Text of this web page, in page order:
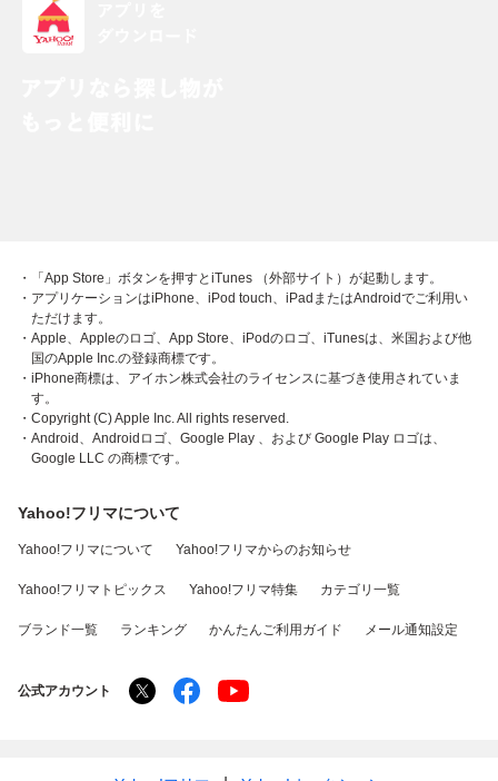
・「App Store」ボタンを押すとiTunes （外部サイト）が起動します。
・アプリケーションはiPhone、iPod touch、iPadまたはAndroidでご利用い
ただけます。
・Apple、Appleのロゴ、App Store、iPodのロゴ、iTunesは、米国および他
国のApple Inc.の登録商標です。
・iPhone商標は、アイホン株式会社のライセンスに基づき使用されていま
す。
・Copyright (C) Apple Inc. All rights reserved.
・Android、Androidロゴ、Google Play 、および Google Play ロゴは、
Google LLC の商標です。
Yahoo!フリマについて
Yahoo!フリマについて Yahoo!フリマからのお知らせ
Yahoo!フリマトピックス Yahoo!フリマ特集 カテゴリ一覧
ブランド一覧 ランキング かんたんご利用ガイド メール通知設定
公式アカウント